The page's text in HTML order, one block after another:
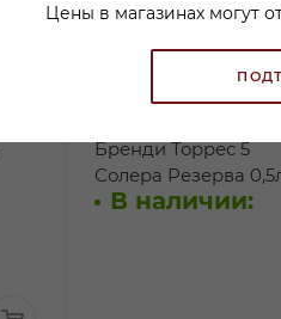
Цены в магазинах могут
Бренди Торрес 5
Солера Резерва
В наличии: